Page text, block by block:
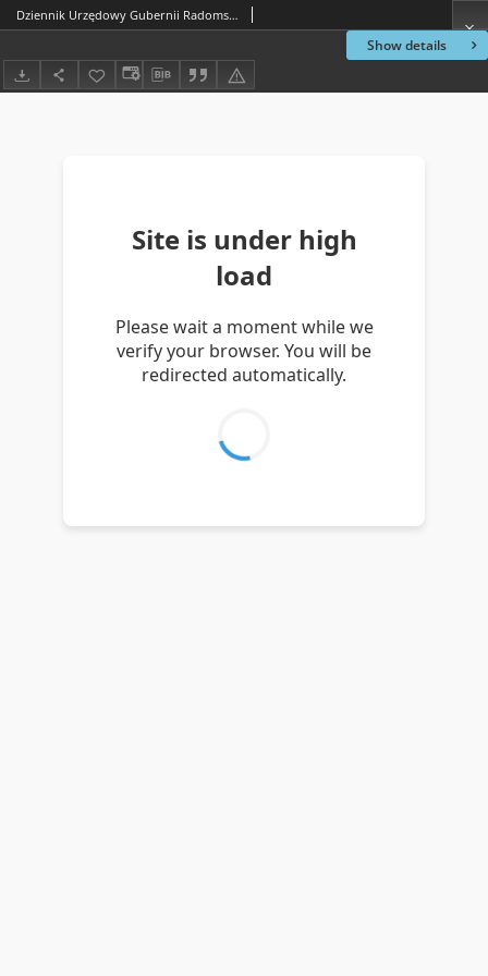
Show details
Dziennik Urzędowy Gubernii Radomskiej, 1854, nr 48